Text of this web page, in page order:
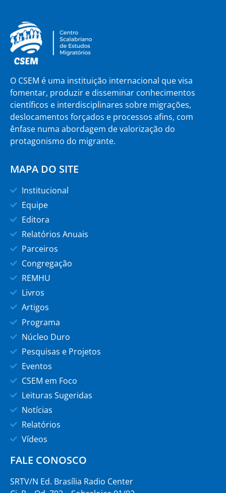
O CSEM é uma instituição internacional que visa
fomentar, produzir e disseminar conhecimentos
científicos e interdisciplinares sobre migrações,
deslocamentos forçados e processos afins, com
ênfase numa abordagem de valorização do
protagonismo do migrante.
MAPA DO SITE
Institucional
Equipe
Editora
Relatórios Anuais
Parceiros
Congregação
REMHU
Livros
Artigos
Programa
Núcleo Duro
Pesquisas e Projetos
Eventos
CSEM em Foco
Leituras Sugeridas
Notícias
Relatórios
Vídeos
FALE CONOSCO
SRTV/N Ed. Brasília Radio Center